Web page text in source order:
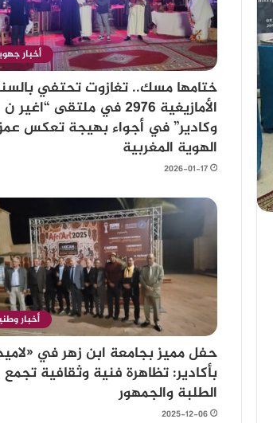
أخبار
ختامها مسك.. تغازوت تحتفي
الأمازيغية 2976 في ملتقى “اغير ن
وكادير” في أجواء بهيجة تعكس
الهوية المغربية
2026-01-17
أخبار
حفل مميز بجامعة ابن زهر في
بأكادير: تظاهرة فنية وثقافية تجمع
الطلبة والجمهور
2025-12-06